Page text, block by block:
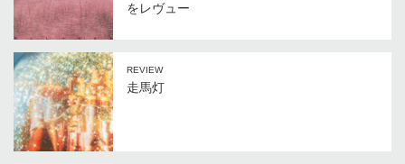
をレヴュー
REVIEW
走馬灯